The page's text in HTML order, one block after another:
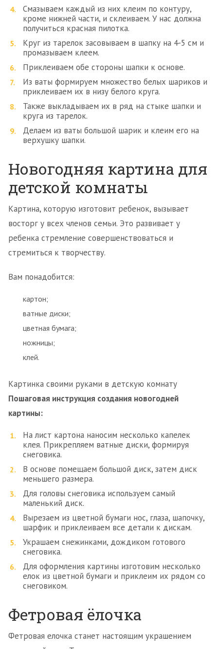
Смазываем каждый из них клеим по контуру,
кроме нижней части, и склеиваем. У нас должна
получиться красная пилотка.
Круг из тарелок засовываем в шапку на 4-5 см и
промазываем клеем.
Приклеиваем обе стороны шапки к основе.
Из ваты формируем множество белых шариков и
приклеиваем их в низу белого круга.
Также выкладываем их в ряд на стыке шапки и
круга из тарелок.
Делаем из ваты большой шарик и клеим его на
верхушку шапки.
Новогодняя картина для
детской комнаты
Картина, которую изготовит ребенок, вызывает
восторг у всех членов семьи. Это развивает у
ребенка стремление совершенствоваться и
стремиться к творчеству.
Вам понадобится:
картон;
ватные диски;
цветная бумага;
ножницы;
клей.
Картинка своими руками в детскую комнату
Пошаговая инструкция создания новогодней
картины:
На лист картона наносим несколько капелек
клея. Прикрепляем ватные диски, формируя
снеговика.
В основе помещаем большой диск, затем диск
меньшего размера.
Для головы снеговика используем самый
маленький диск.
Вырезаем из цветной бумаги нос, глаза, шапочку,
шарфик и приклеиваем все детали к дискам.
Украшаем снежинками, дождиком готового
снеговика.
Для оформления картины изготовим несколько
елок из цветной бумаги и приклеим их рядом со
снеговиком.
Фетровая ёлочка
Фетровая елочка станет настоящим украшением